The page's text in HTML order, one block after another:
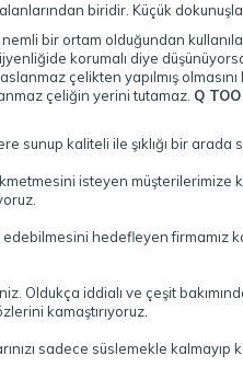
biridir. Küçük
bir ortam olduğundan
korumalı diye
çelikten yapılmış
çeliğin yerini tutamaz. Q TOO
kaliteli ile şıklığı bir
isteyen müşterilerimize
hedefleyen
Oldukça iddialı ve çeşit
kamaştırıyoruz.
sadece süslemekle kalmayıp